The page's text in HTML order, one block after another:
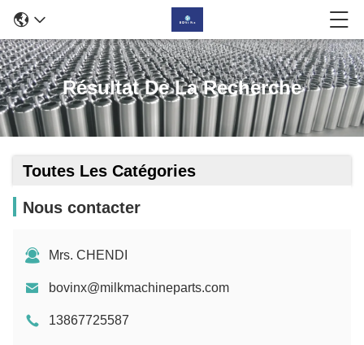
Résultat De La Recherche
Toutes Les Catégories
Nous contacter
Mrs. CHENDI
bovinx@milkmachineparts.com
13867725587